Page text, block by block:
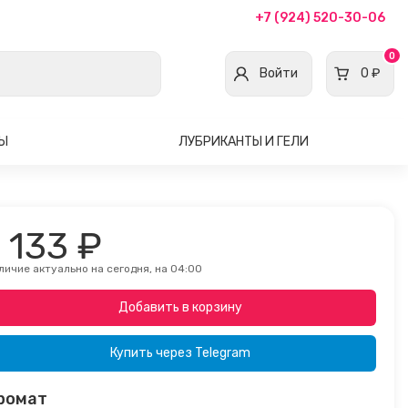
+7 (924) 520-30-06
Войти
0
0 ₽
ЛУБРИКАНТЫ И ГЕЛИ
133 ₽
актуально на сегодня, на 04:00
Добавить в корзину
Купить через Telegram